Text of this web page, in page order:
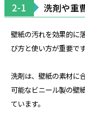
2-1 洗剤や重
壁紙の汚れを効果的に
び方と使い方が重要です
洗剤は、壁紙の素材に
可能なビニール製の壁
ています。